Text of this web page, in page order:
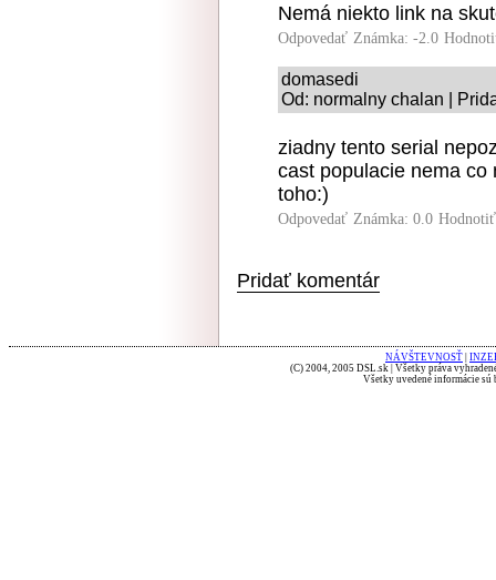
Nemá niekto link na
Odpovedať Známka: -2.0
domasedi
Od: normalny chalan |
ziadny tento serial
cast populacie nema co
toho:)
Odpovedať Známka: 0.0
Pridať komentár
NÁVŠTEVNOSŤ
(C) 2004, 2005 DSL.sk | Všetky práva
Všetky uvedené informácie sú